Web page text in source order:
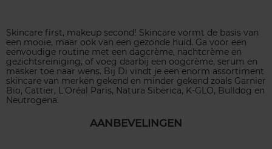
Skincare first, makeup second! Skincare vormt de basis van
een mooie, maar ook van een gezonde huid. Ga voor een
eenvoudige routine met een dagcrème, nachtcrème en
gezichtsreiniging, of voeg daarbij een oogcrème, serum en
masker toe naar wens. Bij Di vindt je een enorm assortiment
skincare van merken gekend en minder gekend zoals Garnier
Bio, Cattier, L'Oréal Paris, Natura Siberica, K-GLO, Bulldog en
Neutrogena.
AANBEVELINGEN